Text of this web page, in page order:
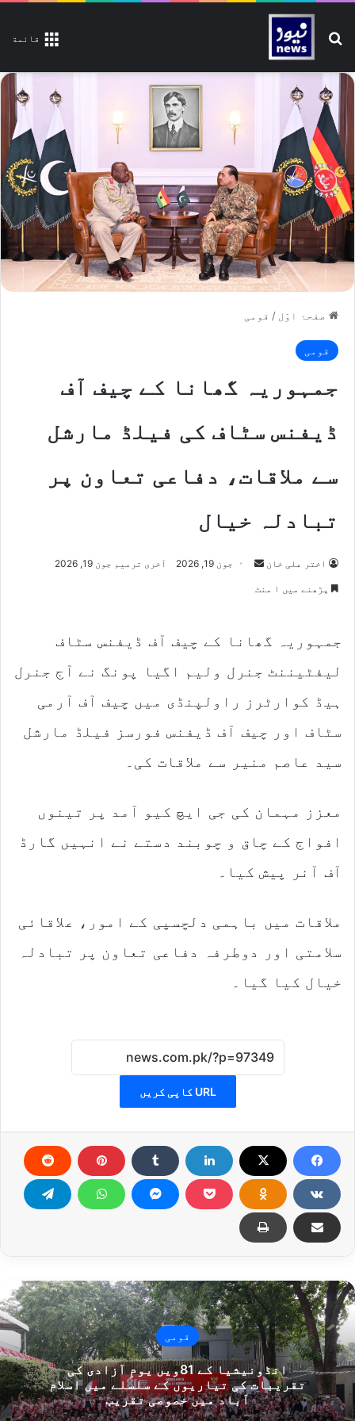
قائمة تلاش کیجیے
صفحۂ اوّل / قومی
قومی
جمہوریہ گھانا کے چیف آف
ڈیفنس سٹاف کی فیلڈ مارشل
سے ملاقات، دفاعی تعاون پر
تبادلہ خیال
اختر علی خان
Send جون 19, 2026 آخری ترمیم جون 19, 2026
پڑھنے میں ۱ منٹ
جمہوریہ گھانا کے چیف آف ڈیفنس سٹاف
لیفٹیننٹ جنرل ولیم اگیا پونگ نے آج جنرل
ہیڈ کوارٹرز راولپنڈی میں چیف آف آرمی
سٹاف اور چیف آف ڈیفنس فورسز فیلڈ مارشل
سید عاصم منیر سے ملاقات کی۔
معزز مہمان کی جی ایچ کیو آمد پر تینوں
افواج کے چاق و چوبند دستے نے انہیں گارڈ
آف آنر پیش کیا۔
ملاقات میں باہمی دلچسپی کے امور، علاقائی
سلامتی اور دوطرفہ دفاعی تعاون پر تبادلہ
خیال کیا گیا۔
URL کاپی کریں
قومی
انڈونیشیا کے 81ویں یومِ آزادی کی
تقریبات کی تیاریوں کے سلسلے میں اسلام
آباد میں خصوصی تقریب